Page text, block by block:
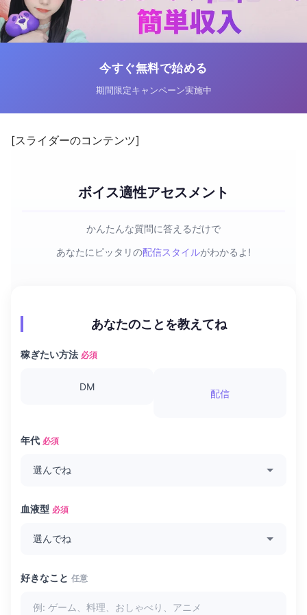
今すぐ無料で始める
期間限定キャンペーン実施中
[スライダーのコンテンツ]
ボイス適性アセスメント
かんたんな質問に答えるだけで
あなたにピッタリの配信スタイルがわかるよ!
あなたのことを教えてね
稼ぎたい方法 必須
DM
配信
年代 必須
血液型 必須
好きなこと 任意